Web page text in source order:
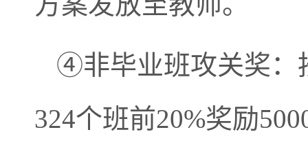
④非毕业班攻关奖：
324个班前20%奖励